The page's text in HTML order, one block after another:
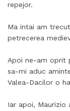
repejor.
Ma intai am
petrecerea
Apoi ne-am oprit
sa-mi aduc
Valea-Dacilor o
Iar apoi, Maurizio